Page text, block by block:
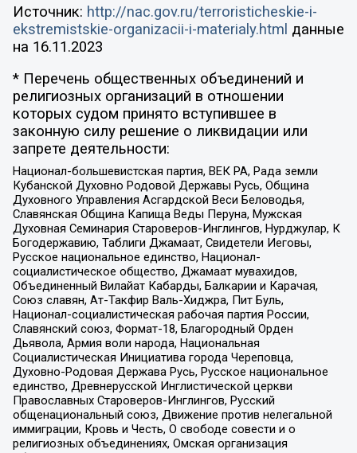
Источник: http://nac.gov.ru/terroristicheskie-i-
ekstremistskie-organizacii-i-materialy.html данные
на 16.11.2023
* Перечень общественных объединений и
религиозных организаций в отношении
которых судом принято вступившее в
законную силу решение о ликвидации или
запрете деятельности:
Национал-большевистская партия, ВЕК РА, Рада земли
Кубанской Духовно Родовой Державы Русь, Община
Духовного Управления Асгардской Веси Беловодья,
Славянская Община Капища Веды Перуна, Мужская
Духовная Семинария Староверов-Инглингов, Нурджулар, К
Богодержавию, Таблиги Джамаат, Свидетели Иеговы,
Русское национальное единство, Национал-
социалистическое общество, Джамаат мувахидов,
Объединенный Вилайат Кабарды, Балкарии и Карачая,
Союз славян, Ат-Такфир Валь-Хиджра, Пит Буль,
Национал-социалистическая рабочая партия России,
Славянский союз, Формат-18, Благородный Орден
Дьявола, Армия воли народа, Национальная
Социалистическая Инициатива города Череповца,
Духовно-Родовая Держава Русь, Русское национальное
единство, Древнерусской Инглистической церкви
Православных Староверов-Инглингов, Русский
общенациональный союз, Движение против нелегальной
иммиграции, Кровь и Честь, О свободе совести и о
религиозных объединениях, Омская организация